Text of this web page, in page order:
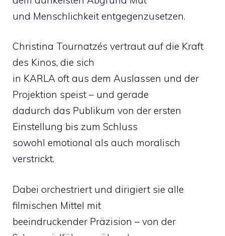
und Menschlichkeit entgegenzusetzen.
Christina Tournatzés vertraut auf die Kraft
des Kinos, die sich
in KARLA oft aus dem Auslassen und der
Projektion speist – und gerade
dadurch das Publikum von der ersten
Einstellung bis zum Schluss
sowohl emotional als auch moralisch
verstrickt.
Dabei orchestriert und dirigiert sie alle
filmischen Mittel mit
beeindruckender Präzision – von der